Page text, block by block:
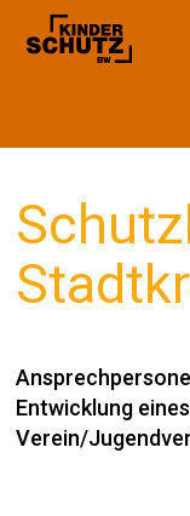
Entwicklung
Verein/